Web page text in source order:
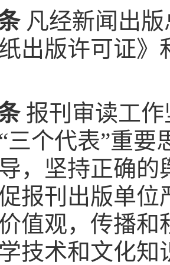
凡经新闻出版
出版许可证
报刊审读工作
“三个代表”重要
，坚持正确
报刊出版单
值观，传播
技术和文化